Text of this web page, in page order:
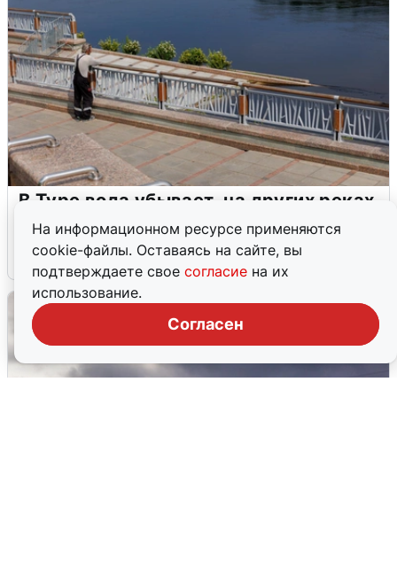
На информационном ресурсе применяются
cookie-файлы. Оставаясь на сайте, вы
подтверждаете свое согласие на их
использование.
Согласен
В Туре вода убывает, на других реках
области прибывает
4 августа 0